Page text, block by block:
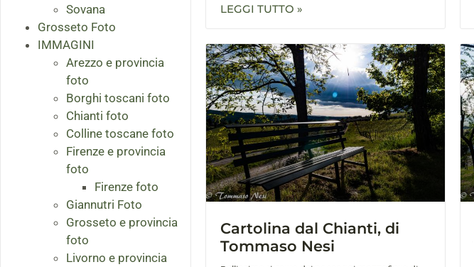
Sovana
Grosseto Foto
IMMAGINI
Arezzo e provincia
foto
Borghi toscani foto
Chianti foto
Colline toscane foto
Firenze e provincia
foto
Firenze foto
Giannutri Foto
Grosseto e provincia
foto
Livorno e provincia
LEGGI TUTTO »
Cartolina dal Chianti, di
Tommaso Nesi